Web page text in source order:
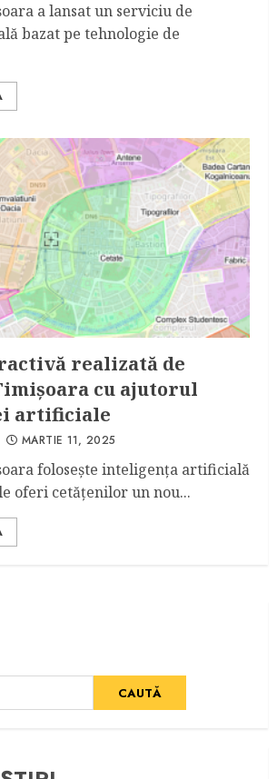
a lansat un serviciu de
bazat pe tehnologie de
realizată de
cu ajutorul
artificiale
MARTIE 11, 2025
folosește inteligența artificială
oferi cetățenilor un nou...
CAUTĂ